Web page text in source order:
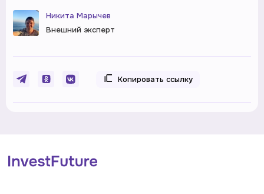
Никита Марычев
Внешний эксперт
Копировать ссылку